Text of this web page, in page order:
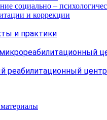
социально –
и коррекции
и практики
реабилитационный центр